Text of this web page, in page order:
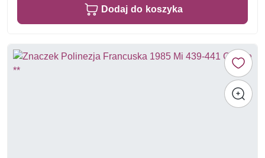
Dodaj do koszyka